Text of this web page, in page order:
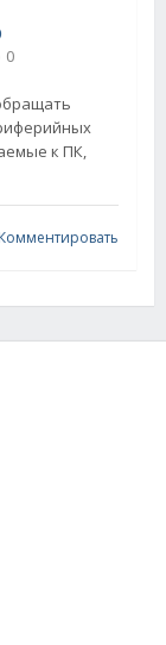
0
к ПК,
Комментировать